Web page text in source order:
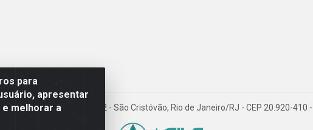
para
apresentar
melhorar a
Carneiro de Campos, 42 - São Cristóvão, Rio de Janeiro/RJ - CEP 20.920-410